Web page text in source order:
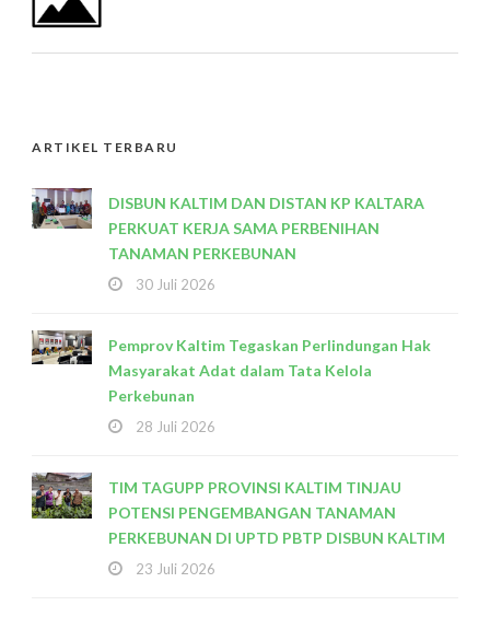
ARTIKEL TERBARU
DISBUN KALTIM DAN DISTAN KP KALTARA
PERKUAT KERJA SAMA PERBENIHAN
TANAMAN PERKEBUNAN
30 Juli 2026
Pemprov Kaltim Tegaskan Perlindungan Hak
Masyarakat Adat dalam Tata Kelola
Perkebunan
28 Juli 2026
TIM TAGUPP PROVINSI KALTIM TINJAU
POTENSI PENGEMBANGAN TANAMAN
PERKEBUNAN DI UPTD PBTP DISBUN KALTIM
23 Juli 2026